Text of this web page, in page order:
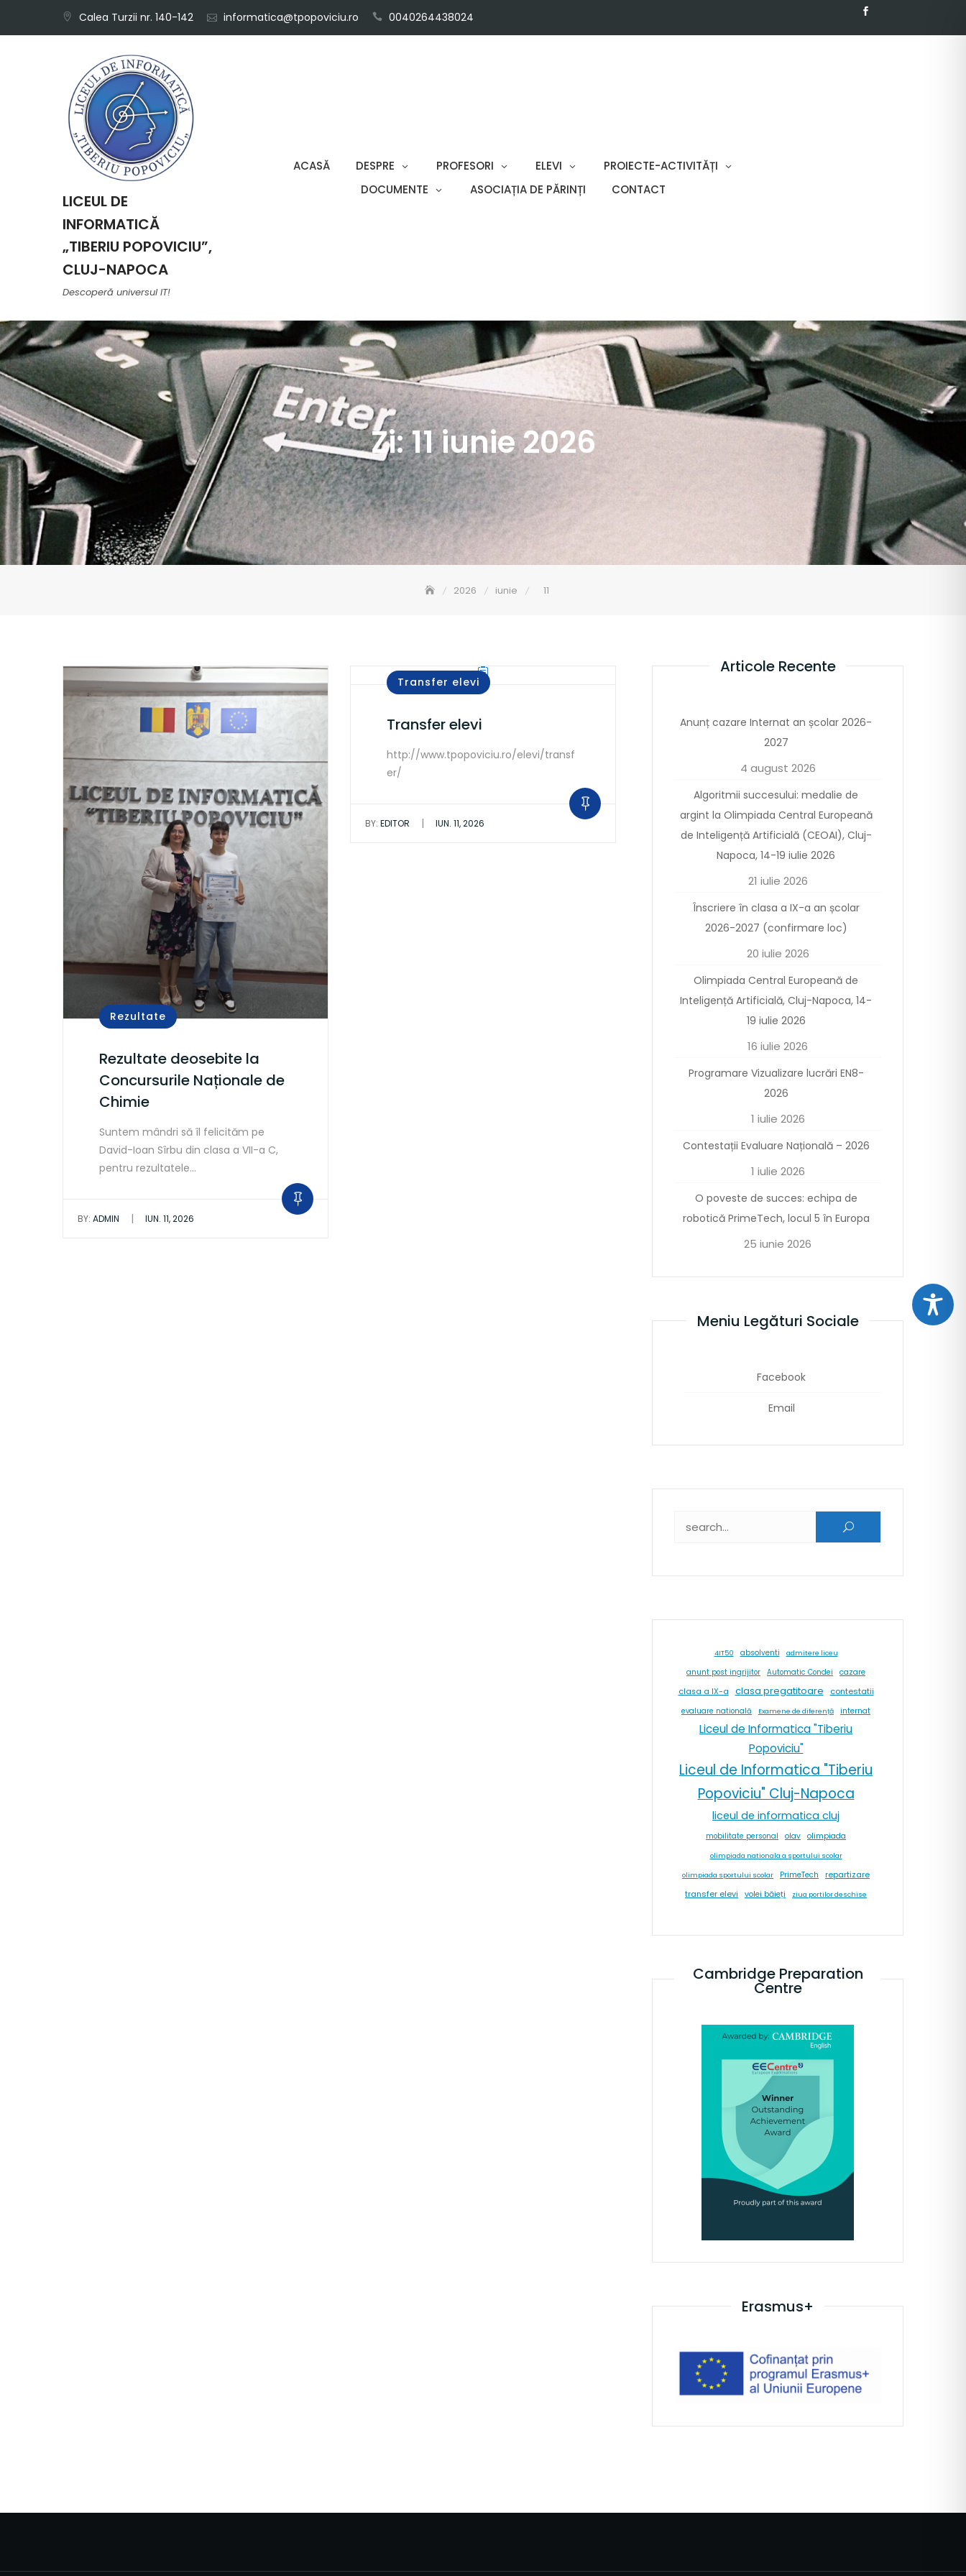
Calea Turzii nr. 140-142 informatica@tpopoviciu.ro 0040264438024
LICEUL DE
INFORMATICĂ
„TIBERIU POPOVICIU”,
CLUJ-NAPOCA
Descoperă universul IT!
ACASĂ DESPRE PROFESORI ELEVI
PROIECTE-ACTIVITĂȚI
DOCUMENTE
ASOCIAȚIA DE PĂRINȚI CONTACT
Zi:11 iunie 2026
2026 iunie 11
Rezultate
Rezultate deosebite la
Concursurile Naționale de
Chimie
Suntem mândri să îl felicităm pe
David-Ioan Sîrbu din clasa a VII-a C,
pentru rezultatele…
BY: ADMIN | IUN. 11, 2026
Transfer elevi
Transfer elevi
http://www.tpopoviciu.ro/elevi/transf
er/
BY: EDITOR | IUN. 11, 2026
Articole Recente
Anunț cazare Internat an școlar 2026-
2027
4 august 2026
Algoritmii succesului: medalie de
argint la Olimpiada Central Europeană
de Inteligență Artificială (CEOAI), Cluj-
Napoca, 14-19 iulie 2026
21 iulie 2026
Înscriere în clasa a IX-a an școlar
2026-2027 (confirmare loc)
20 iulie 2026
Olimpiada Central Europeană de
Inteligență Artificială, Cluj-Napoca, 14-
19 iulie 2026
16 iulie 2026
Programare Vizualizare lucrări EN8-
2026
1 iulie 2026
Contestații Evaluare Națională – 2026
1 iulie 2026
O poveste de succes: echipa de
robotică PrimeTech, locul 5 în Europa
25 iunie 2026
Meniu Legături Sociale
Facebook
Email
4IT50 absolventi admitere liceu
anunt post ingrijitor Automatic Condei
cazare
clasa a IX-a
clasa pregatitoare contestatii
evaluare natională Examene de diferență internat
Liceul de Informatica "Tiberiu
Popoviciu"
Liceul de Informatica "Tiberiu
Popoviciu" Cluj-Napoca
liceul de informatica cluj
mobilitate personal olav olimpiada
olimpiada nationala a sportului scolar
olimpiada sportului scolar PrimeTech
repartizare
transfer elevi
volei băieți ziua portilor deschise
Cambridge Preparation
Centre
Erasmus+